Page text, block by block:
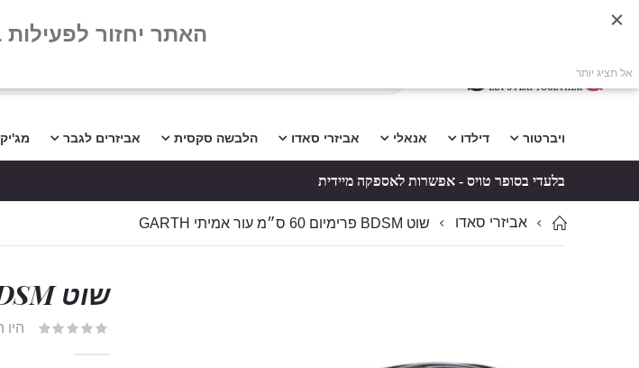
ויברטור דילדו אנאלי אביזרי סאדו הלבשה סקסית אביזרים לגבר מג'יק
בלעדי בסופר טויס - אפשרות לאספקה מיידית
אביזרי סאדו שוט BDSM פרימיום 60 ס״מ עור אמיתי GARTH
שוט BDSM פרימיום 60 ס״מ עור אמיתי Garth
האתר יחזור
אל תציג יותר